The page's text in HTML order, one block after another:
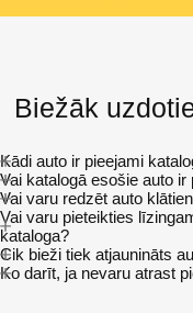
Biežāk
Kādi auto ir pieejami
Vai katalogā esošie auto ir
Vai varu redzēt auto
Vai varu pieteikties
kataloga?
Cik bieži tiek atjaunināts
Ko darīt, ja nevaru atrast